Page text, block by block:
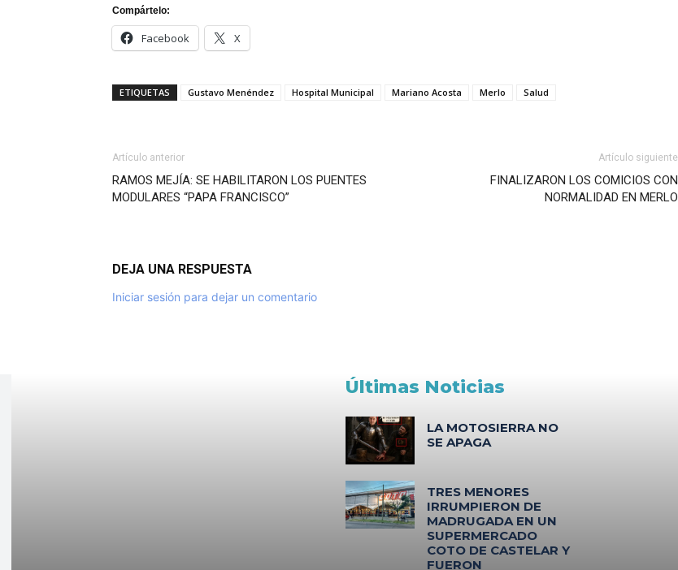
Compártelo:
Facebook X
ETIQUETAS Gustavo Menéndez Hospital Municipal Mariano Acosta Merlo Salud
Artículo anterior
RAMOS MEJÍA: SE HABILITARON LOS PUENTES
MODULARES “PAPA FRANCISCO”
Artículo siguiente
FINALIZARON LOS COMICIOS CON
NORMALIDAD EN MERLO
DEJA UNA RESPUESTA
Iniciar sesión para dejar un comentario
Últimas Noticias
LA MOTOSIERRA NO
SE APAGA
TRES MENORES
IRRUMPIERON DE
MADRUGADA EN UN
SUPERMERCADO
COTO DE CASTELAR Y
FUERON